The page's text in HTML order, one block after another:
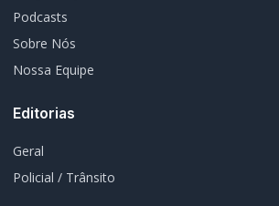
Podcasts
Sobre Nós
Nossa Equipe
Editorias
Geral
Policial / Trânsito